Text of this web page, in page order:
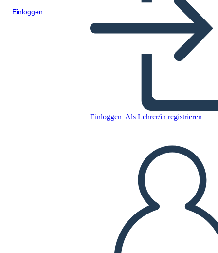
Einloggen
Einloggen Als Lehrer/in registrieren
Kopieren Sie dieses Storyboard
DIASHOW ABSPIELEN
LIES MIR VOR